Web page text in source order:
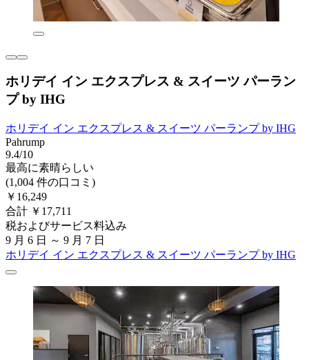
ホリデイ イン エクスプレス & スイーツ パーラン
プ by IHG
ホリデイ イン エクスプレス & スイーツ パーランプ by IHG
Pahrump
9.4/10
最高に素晴らしい
(1,004 件の口コミ)
￥16,249
合計 ￥17,711
税およびサービス料込み
9 月 6 日 ～ 9 月 7 日
ホリデイ イン エクスプレス & スイーツ パーランプ by IHG